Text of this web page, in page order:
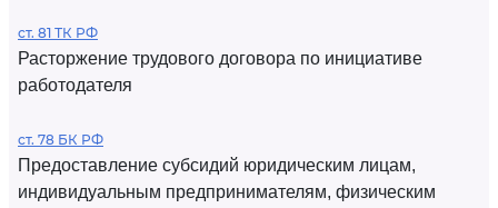
ст. 81 ТК РФ
Расторжение трудового договора по инициативе
работодателя
ст. 78 БК РФ
Предоставление субсидий юридическим лицам,
индивидуальным предпринимателям, физическим